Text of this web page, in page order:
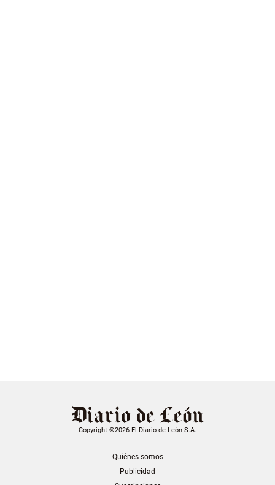
Copyright ©2026 El Diario de León S.A.
Quiénes somos
Publicidad